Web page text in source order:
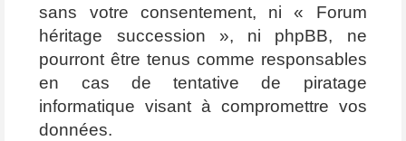
sans votre consentement, ni « Forum
héritage succession », ni phpBB, ne
pourront être tenus comme responsables
en cas de tentative de piratage
informatique visant à compromettre vos
données.